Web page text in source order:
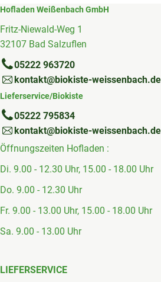
Hofladen Weißenbach GmbH
Fritz-Niewald-Weg 1
32107 Bad Salzuflen
05222 963720
kontakt@biokiste-weissenbach.de
Lieferservice/Biokiste
05222 795834
kontakt@biokiste-weissenbach.de
Öffnungszeiten Hofladen :
Di. 9.00 - 12.30 Uhr, 15.00 - 18.00 Uhr
Do. 9.00 - 12.30 Uhr
Fr. 9.00 - 13.00 Uhr, 15.00 - 18.00 Uhr
Sa. 9.00 - 13.00 Uhr
LIEFERSERVICE